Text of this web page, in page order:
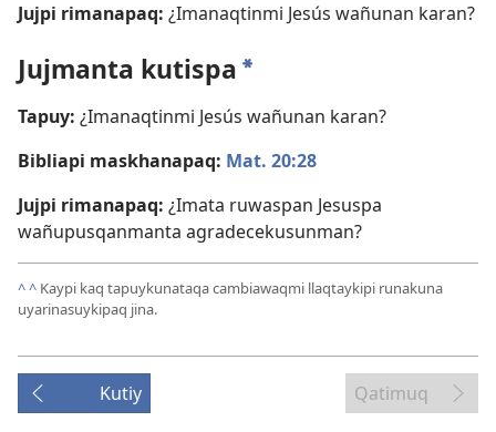
Jujpi rimanapaq: ¿Imanaqtinmi Jesús wañunan karan?
Jujmanta kutispa *
Tapuy: ¿Imanaqtinmi Jesús wañunan karan?
Bibliapi maskhanapaq: Mat. 20:28
Jujpi rimanapaq: ¿Imata ruwaspan Jesuspa
wañupusqanmanta agradecekusunman?
^^ Kaypi kaq tapuykunataqa cambiawaqmi llaqtaykipi runakuna
uyarinasuykipaq jina.
Kutiy Qatimuq